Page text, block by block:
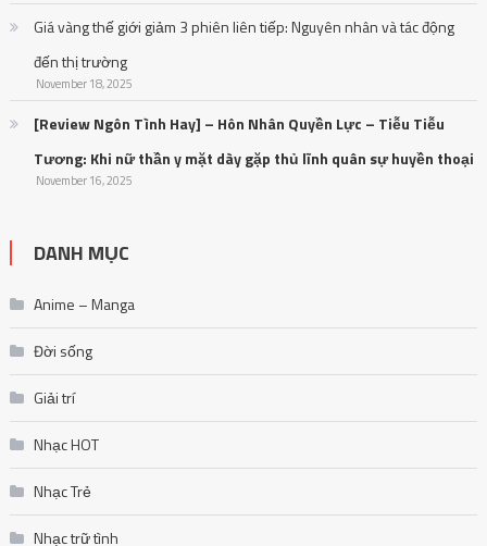
Giá vàng thế giới giảm 3 phiên liên tiếp: Nguyên nhân và tác động
đến thị trường
November 18, 2025
[Review Ngôn Tình Hay] – Hôn Nhân Quyền Lực – Tiễu Tiễu
Tương: Khi nữ thần y mặt dày gặp thủ lĩnh quân sự huyền thoại
November 16, 2025
DANH MỤC
Anime – Manga
Đời sống
Giải trí
Nhạc HOT
Nhạc Trẻ
Nhạc trữ tình